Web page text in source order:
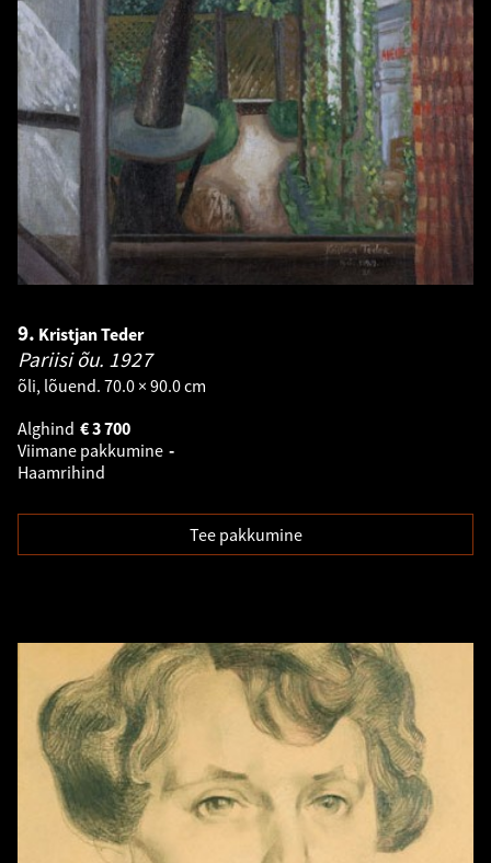
9. Kristjan Teder
Pariisi õu. 1927
õli, lõuend. 70.0 × 90.0 cm
Alghind
3 700
€
Viimane pakkumine -
Haamrihind
Tee pakkumine